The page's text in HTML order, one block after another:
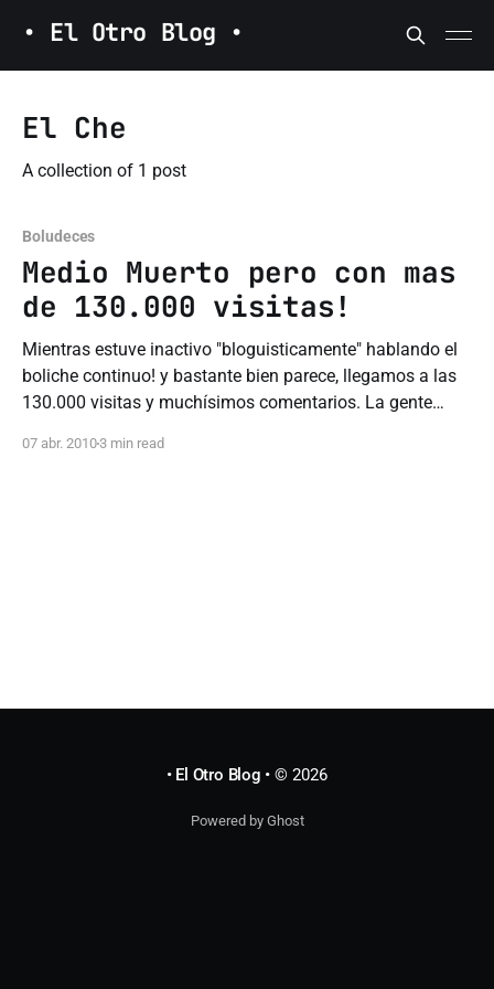
• El Otro Blog •
El Che
A collection of 1 post
Boludeces
Medio Muerto pero con mas
de 130.000 visitas!
Mientras estuve inactivo "bloguisticamente" hablando el
boliche continuo! y bastante bien parece, llegamos a las
130.000 visitas y muchísimos comentarios. La gente
desde lugares remotos como Alaska, Maldivas, Indonesia,
07 abr. 20103 min read
• El Otro Blog • © 2026
Powered by Ghost